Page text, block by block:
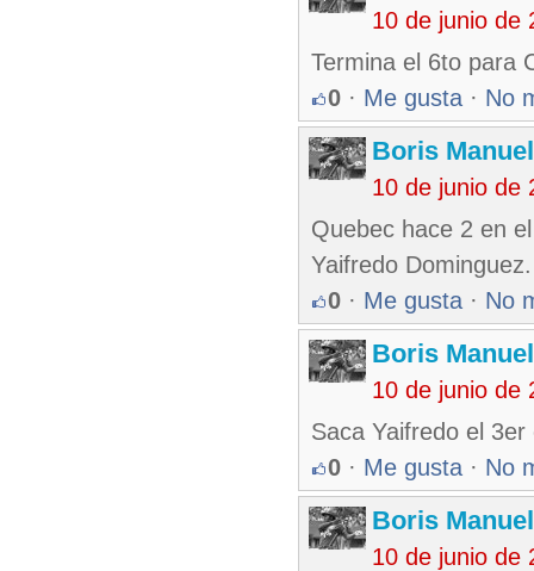
10 de junio de
Termina el 6to para
0 · Me gusta · No
Boris
10 de junio de
Quebec hace 2 en
Yaifredo Dominguez.
0 · Me gusta · No
Boris
10 de junio de
Saca Yaifredo el
0 · Me gusta · No
Boris
10 de junio de